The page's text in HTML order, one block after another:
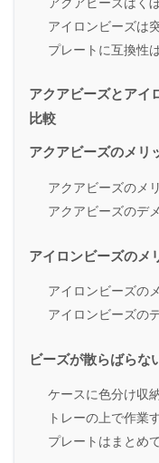
アイロンビーズは
プレートに互換性
アクアビーズとアイ
比較
アクアビーズのメリ
アクアビーズのメ
アクアビーズのデ
アイロンビーズのメ
アイロンビーズの
アイロンビーズの
ビーズが散らばらな
ケースに色分け収
トレーの上で作業
プレートはまとめ